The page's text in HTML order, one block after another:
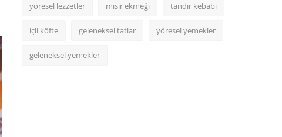
yöresel lezzetler mısır ekmeği tandır kebabı
içli köfte geleneksel tatlar yöresel yemekler
geleneksel yemekler